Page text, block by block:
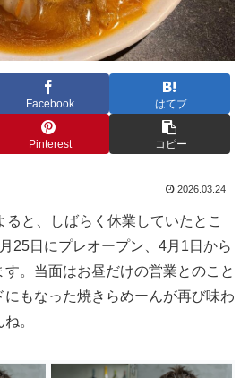
Facebook はてブ
Pinterest コピー
2026.03.24
と、しばらく休業していたとこ
25日にプレオープン、4月1日から
。当面はお昼だけの営業とのこと
もなった焼きらめーんが再び味わ
。